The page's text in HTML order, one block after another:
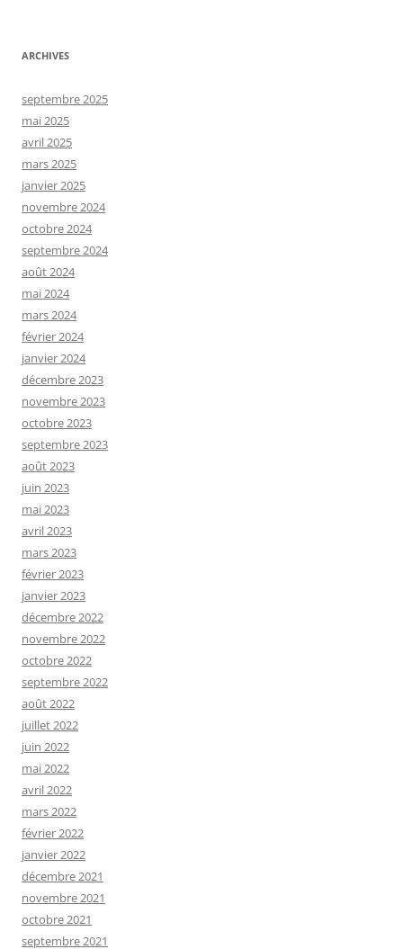
:
ARCHIVES
septembre 2025
mai 2025
avril 2025
mars 2025
janvier 2025
novembre 2024
octobre 2024
septembre 2024
août 2024
mai 2024
mars 2024
février 2024
janvier 2024
décembre 2023
novembre 2023
octobre 2023
septembre 2023
août 2023
juin 2023
mai 2023
avril 2023
mars 2023
février 2023
janvier 2023
décembre 2022
novembre 2022
octobre 2022
septembre 2022
août 2022
juillet 2022
juin 2022
mai 2022
avril 2022
mars 2022
février 2022
janvier 2022
décembre 2021
novembre 2021
octobre 2021
septembre 2021